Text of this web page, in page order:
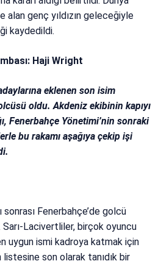
alan genç yıldızın geleceğiyle
kaydedildi.
Haji Wright
eklenen son isim
oldu. Akdeniz ekibinin kapıyı
Fenerbahçe Yönetimi’nin sonraki
bu rakamı aşağıya çekip işi
sonrası Fenerbahçe’de golcü
Lacivertliler, birçok oyuncu
uygun ismi kadroya katmak için
listesine son olarak tanıdık bir